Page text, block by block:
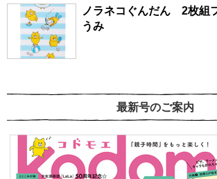
ノラネコぐんだん 2枚組
うみ
最新号のご案内